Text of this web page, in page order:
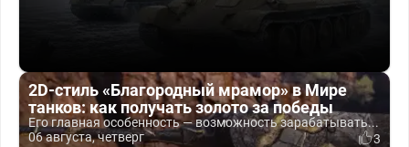
2D-стиль «Благородный мрамор» в Мире
танков: как получать золото за победы
Его главная особенность — возможность зарабатывать...
06 августа, четверг
3